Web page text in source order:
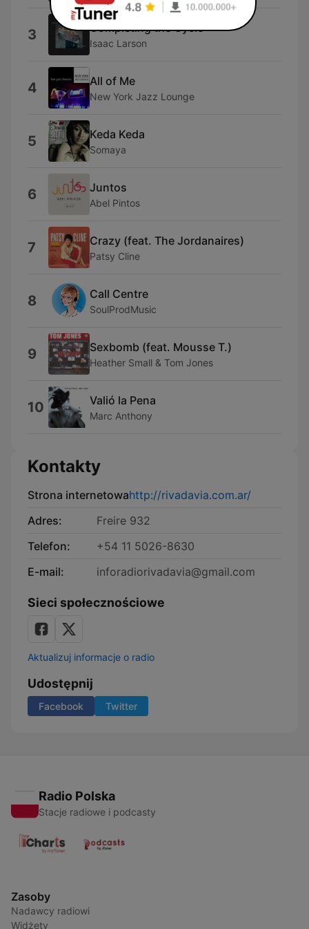
3 Completing the Cycle
Isaac Larson
4 All of Me
New York Jazz Lounge
5 Keda Keda
Somaya
6 Juntos
Abel Pintos
7 Crazy (feat. The Jordanaires)
Patsy Cline
8 Call Centre
SoulProdMusic
9 Sexbomb (feat. Mousse T.)
Heather Small & Tom Jones
10 Valió la Pena
Marc Anthony
Kontakty
Strona internetowahttp://rivadavia.com.ar/
Adres:
Freire 932
Telefon:
+54 11 5026-8630
E-mail:
inforadiorivadavia@gmail.com
Sieci społecznościowe
Aktualizuj informacje o radio
Udostępnij
Facebook Twitter
Radio Polska
Stacje radiowe i podcasty
Zasoby
Nadawcy radiowi
Widżety